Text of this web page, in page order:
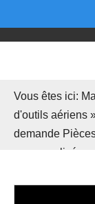
Vous êtes ici:
d'outils aériens
demande
personnalisés